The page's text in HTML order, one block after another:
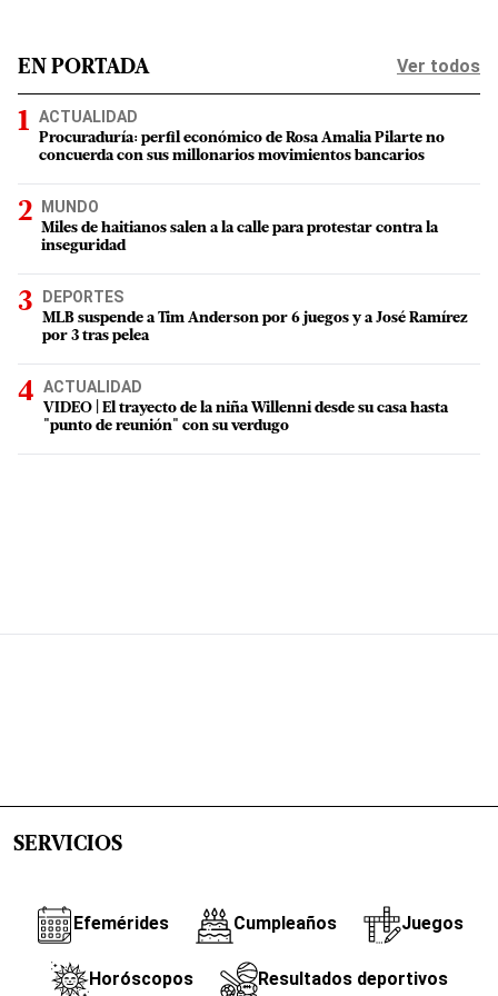
EN PORTADA Ver todos
ACTUALIDAD
Procuraduría: perfil económico de Rosa Amalia Pilarte no
concuerda con sus millonarios movimientos bancarios
MUNDO
Miles de haitianos salen a la calle para protestar contra la
inseguridad
DEPORTES
MLB suspende a Tim Anderson por 6 juegos y a José Ramírez
por 3 tras pelea
ACTUALIDAD
VIDEO | El trayecto de la niña Willenni desde su casa hasta
"punto de reunión" con su verdugo
SERVICIOS
Efemérides Cumpleaños Juegos
Horóscopos Resultados deportivos